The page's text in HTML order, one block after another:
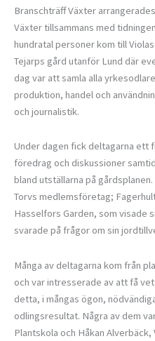
Branschträff Växter
Växter tillsammans med
hundratal personer kom till
Tejarps gård utanför Lund där
dag var att samla alla
produktion, handel och
och journalistik.
Under dagen fick deltagarna ett
föredrag och diskussioner
bland utställarna på
Torvs medlemsföretag;
Hasselfors Garden, som visade
svarade på frågor om sin
Många av deltagarna kom från
och var intresserade av att få
detta, i mångas ögon,
odlingsresultat. Några av dem
Plantskola och Håkan